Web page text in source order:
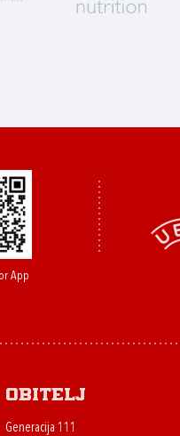
App
Obitelj
Generacija 111